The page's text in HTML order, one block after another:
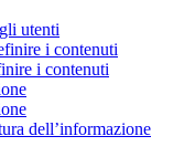
utenti
i contenuti
i contenuti
dell’informazione